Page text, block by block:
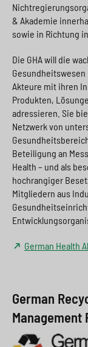
& Akademie
sowie in Richtung
Die GHA will die
Akteure mit ihren
Produkten,
adressieren. Sie
Netzwerk von
Beteiligung an
Health – und als
hochrangiger
Mitgliedern aus
German Health
German
Management